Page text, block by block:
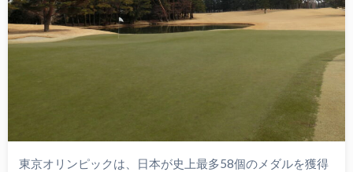
東京オリンピックは、日本が史上最多58個のメダルを獲得